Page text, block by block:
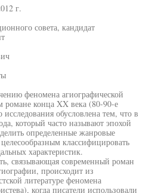
г.
совета, кандидат
феномена агиографической
романе конца XX века (80-90-е
обусловлена тем, что в
который часто называют эпохой
определенные жанровые
классифицировать
характеристик.
связывающая современный роман
происходит из
литературе феномена
когда писатели использовали